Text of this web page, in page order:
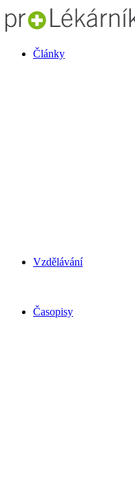
Články
Vzdělávání
Časopisy